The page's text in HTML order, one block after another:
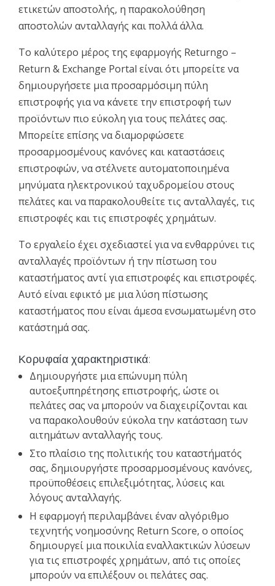
ετικετών αποστολής, η παρακολούθηση
αποστολών ανταλλαγής και πολλά άλλα.
Το καλύτερο μέρος της εφαρμογής Returngo –
Return & Exchange Portal είναι ότι μπορείτε να
δημιουργήσετε μια προσαρμόσιμη πύλη
επιστροφής για να κάνετε την επιστροφή των
προϊόντων πιο εύκολη για τους πελάτες σας.
Μπορείτε επίσης να διαμορφώσετε
προσαρμοσμένους κανόνες και καταστάσεις
επιστροφών, να στέλνετε αυτοματοποιημένα
μηνύματα ηλεκτρονικού ταχυδρομείου στους
πελάτες και να παρακολουθείτε τις ανταλλαγές, τις
επιστροφές και τις επιστροφές χρημάτων.
Το εργαλείο έχει σχεδιαστεί για να ενθαρρύνει τις
ανταλλαγές προϊόντων ή την πίστωση του
καταστήματος αντί για επιστροφές και επιστροφές.
Αυτό είναι εφικτό με μια λύση πίστωσης
καταστήματος που είναι άμεσα ενσωματωμένη στο
κατάστημά σας.
Κορυφαία χαρακτηριστικά:
Δημιουργήστε μια επώνυμη πύλη
αυτοεξυπηρέτησης επιστροφής, ώστε οι
πελάτες σας να μπορούν να διαχειρίζονται και
να παρακολουθούν εύκολα την κατάσταση των
αιτημάτων ανταλλαγής τους.
Στο πλαίσιο της πολιτικής του καταστήματός
σας, δημιουργήστε προσαρμοσμένους κανόνες,
προϋποθέσεις επιλεξιμότητας, λύσεις και
λόγους ανταλλαγής.
Η εφαρμογή περιλαμβάνει έναν αλγόριθμο
τεχνητής νοημοσύνης Return Score, ο οποίος
δημιουργεί μια ποικιλία εναλλακτικών λύσεων
για τις επιστροφές χρημάτων, από τις οποίες
μπορούν να επιλέξουν οι πελάτες σας.